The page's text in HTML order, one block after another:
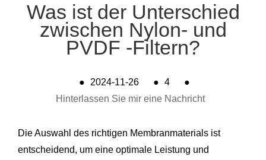
Was ist der Unterschied
zwischen Nylon- und
PVDF -Filtern?
● 2024-11-26 ● 4
●
Hinterlassen Sie mir eine Nachricht
Die Auswahl des richtigen Membranmaterials ist
entscheidend, um eine optimale Leistung und